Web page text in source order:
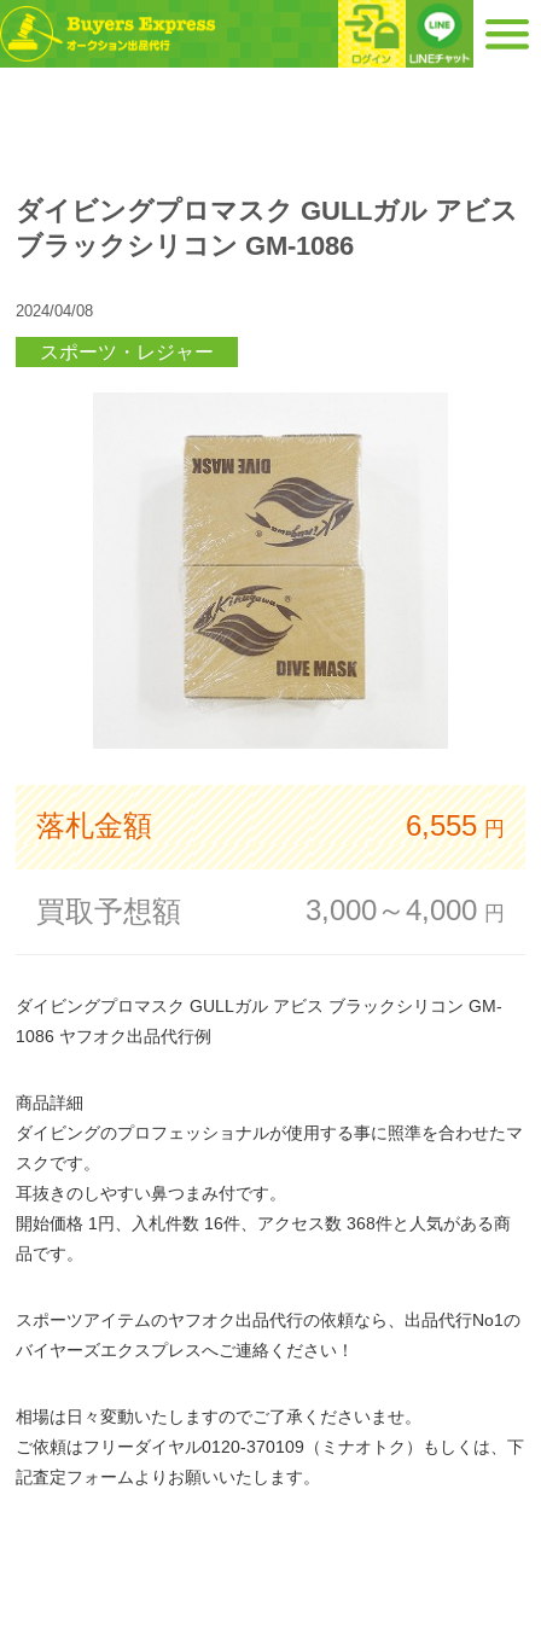
ダイビングプロマスク GULLガル アビス
ブラックシリコン GM-1086
2024/04/08
スポーツ・レジャー
落札金額 6,555 円
買取予想額 3,000～4,000 円
ダイビングプロマスク GULLガル アビス ブラックシリコン GM-
1086 ヤフオク出品代行例
商品詳細
ダイビングのプロフェッショナルが使用する事に照準を合わせたマ
スクです。
耳抜きのしやすい鼻つまみ付です。
開始価格 1円、入札件数 16件、アクセス数 368件と人気がある商
品です。
スポーツアイテムのヤフオク出品代行の依頼なら、出品代行No1の
バイヤーズエクスプレスへご連絡ください！
相場は日々変動いたしますのでご了承くださいませ。
ご依頼はフリーダイヤル0120-370109（ミナオトク）もしくは、下
記査定フォームよりお願いいたします。